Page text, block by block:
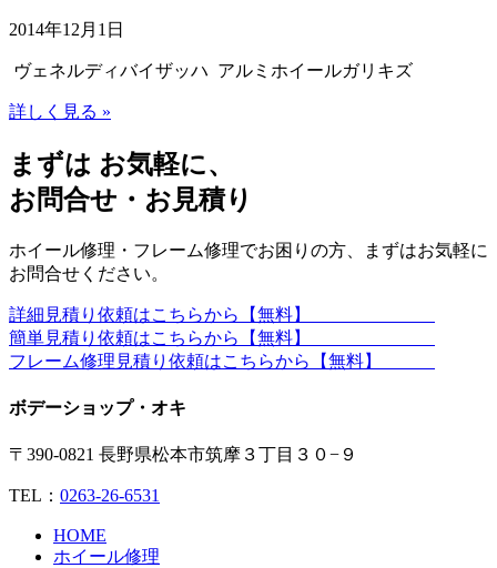
2014年12月1日
ヴェネルディバイザッハ アルミホイールガリキズ
詳しく見る »
まずは お気軽に、
お問合せ・お見積り
ホイール修理・フレーム修理でお困りの方、まずはお気軽に
お問合せください。
詳細見積り依頼はこちらから【無料】
簡単見積り依頼はこちらから【無料】
フレーム修理見積り依頼はこちらから【無料】
ボデーショップ・オキ
〒390-0821 長野県松本市筑摩３丁目３０−９
TEL： 0263-26-6531
HOME
ホイール修理